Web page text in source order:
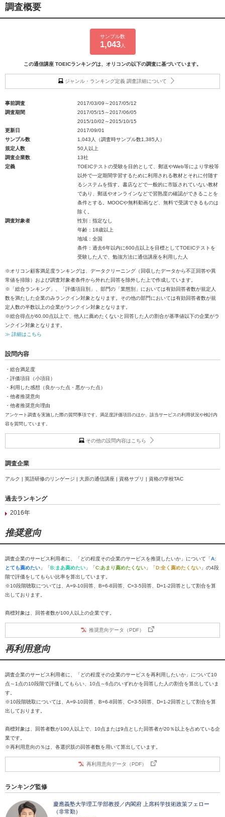
調査概要
サンプル数
1,043人
この通信講座 TOEICランキングは、オリコンの以下の調査に基づいています。
ジャンル・ランキング定義 調査詳細について
事前調査
2017/03/09～2017/05/12
調査期間
2017/05/15～2017/06/05
2015/10/02～2015/10/15
更新日
2017/09/01
サンプル数
1,043人（調査時サンプル数1,385人）
規定人数
50人以上
調査企業数
13社
定義
TOEICテストの受験を目的として、郵送やWeb等により学校等
以外で一定期間学習するために利用される教材とそれに付随す
るシステムを指す。書店などで一般的に市販されていない教材
であり、郵送やオンラインなどで習熟度の確認ができることを
条件とする。MOOCや無料動画など、無料で受講できるものは
除く。
調査対象者
性別：指定なし
年齢：18歳以上
地域：全国
条件：過去6年以内に600点以上を目標としてTOEICテストを
受験した人で、勉強方法に通信講座を利用した人
※オリコン顧客満足度ランキングは、データクリーニング（回収したデータから不正回答や異
常値を排除）および調査対象者条件から外れた回答を除外した上で作成しています。
※「総合ランキング」、「評価項目別」、部門の「業態別」においては有効回答者数が規定人
数を満たした企業のみランクイン対象となります。その他の部門においては有効回答者数が規
定人数の半数以上の企業がランクイン対象となります。
※総合得点が60.00点以上で、他人に薦めたくないと回答した人の割合が基準値以下の企業がラ
ンクイン対象となります。
≫ 詳細はこちら
設問内容
・総合満足度
・評価項目（小項目）
・利用した感想（良かった点・悪かった点）
・他者推奨意向
・他者推奨意向理由
アンケート調査を実施した際の質問事項です。満足度評価項目のほか、該当サービスの利用状況や検討内
容を質問しています。
その他の設問内容はこちら
調査企業
アルク | 英語研修のリンゲージ | 大原の通信講座 | 資格サプリ | 資格の学校TAC
過去ランキング
2016年
推奨意向
調査企業のサービス利用者に、「どの程度その企業のサービスを推奨したいか」について「A:
とても薦めたい 」「B:まあ薦めたい 」「C:あまり薦めたくない 」「D:全く薦めたくない 」の4段
階で評価をしてもらい比率を算出しています。
※10段階聴取については、A=9-10回答、B=6-8回答、C=3-5回答、D=1-2回答として割合を算
出しております。
商標対象は、回答者数が100人以上の企業です。
推奨意向データ（PDF）
再利用意向
調査企業のサービス利用者に、「どの程度その企業のサービスを再利用したいか」について10
点～1点の10段階で評価してもらい、10点～6点のいずれかを回答した人の割合を算出していま
す。
※10段階聴取については、A=9-10回答、B=6-8回答、C=3-5回答、D=1-2回答として割合を算
出しております。
商標対象は、回答者数が100人以上で、10点または9点とした回答者が20％以上を占めている企
業です。
※再利用意向の％は、各選択肢の回答者数を用いて算出しています。
再利用意向データ（PDF）
ランキング監修
慶應義塾大学理工学部教授／内閣府 上席科学技術政策フェロー
（非常勤）